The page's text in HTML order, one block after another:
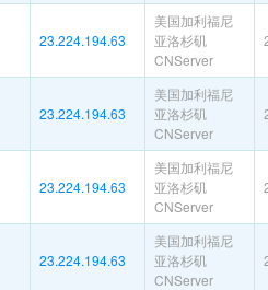
23.224.194.63
美国加利福尼
亚洛杉矶
CNServer
23.224.194.63
美国加利福尼
亚洛杉矶
CNServer
23.224.194.63
美国加利福尼
亚洛杉矶
CNServer
23.224.194.63
美国加利福尼
亚洛杉矶
CNServer